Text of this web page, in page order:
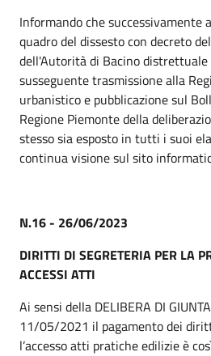
Informando che successivamente
quadro del dissesto con decreto
dell'Autorità di Bacino distrettuale
susseguente trasmissione alla
urbanistico e pubblicazione sul
Regione Piemonte della
stesso sia esposto in tutti i suoi
continua visione sul sito
N.16 - 26/06/2023
DIRITTI DI SEGRETERIA PER LA
ACCESSI ATTI
Ai sensi della DELIBERA DI
11/05/2021 il pagamento dei
l’accesso atti pratiche edilizie è